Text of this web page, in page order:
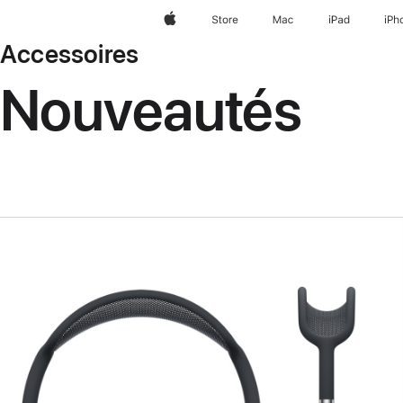
AppleStore Mac iPad
Accessoires
Nouveautés